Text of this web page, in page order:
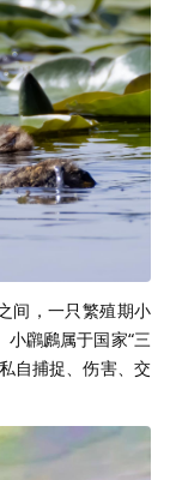
间，一只繁殖期小
鸊鷉属于国家“三
自捕捉、伤害、交